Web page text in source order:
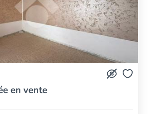
en vente